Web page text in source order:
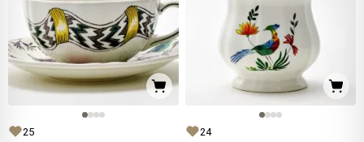
25
24